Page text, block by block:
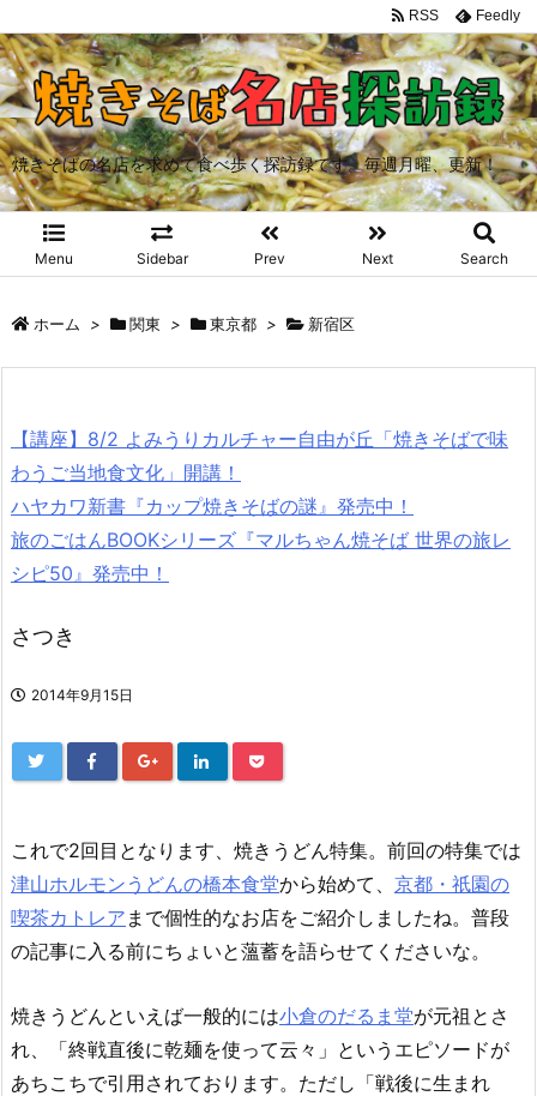
焼きそばの名店を求めて食べ歩く探訪録です。毎週月曜、更新！
Menu Sidebar Prev Next Search
RSS Feedly
ホーム > 関東 > 東京都 > 新宿区
【講座】8/2 よみうりカルチャー自由が丘「焼きそばで味
わうご当地食文化」開講！
ハヤカワ新書『カップ焼きそばの謎』発売中！
旅のごはんBOOKシリーズ『マルちゃん焼そば 世界の旅レ
シピ50』発売中！
さつき
2014年9月15日
これで2回目となります、焼きうどん特集。前回の特集では
津山ホルモンうどんの橋本食堂から始めて、 京都・祇園の
喫茶カトレア まで個性的なお店をご紹介しましたね。普段
の記事に入る前にちょいと薀蓄を語らせてくださいな。
焼きうどんといえば一般的には小倉のだるま堂が元祖とさ
れ、「終戦直後に乾麺を使って云々」というエピソードが
あちこちで引用されております。ただし「戦後に生まれ